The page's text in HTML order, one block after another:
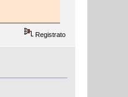
Registrato